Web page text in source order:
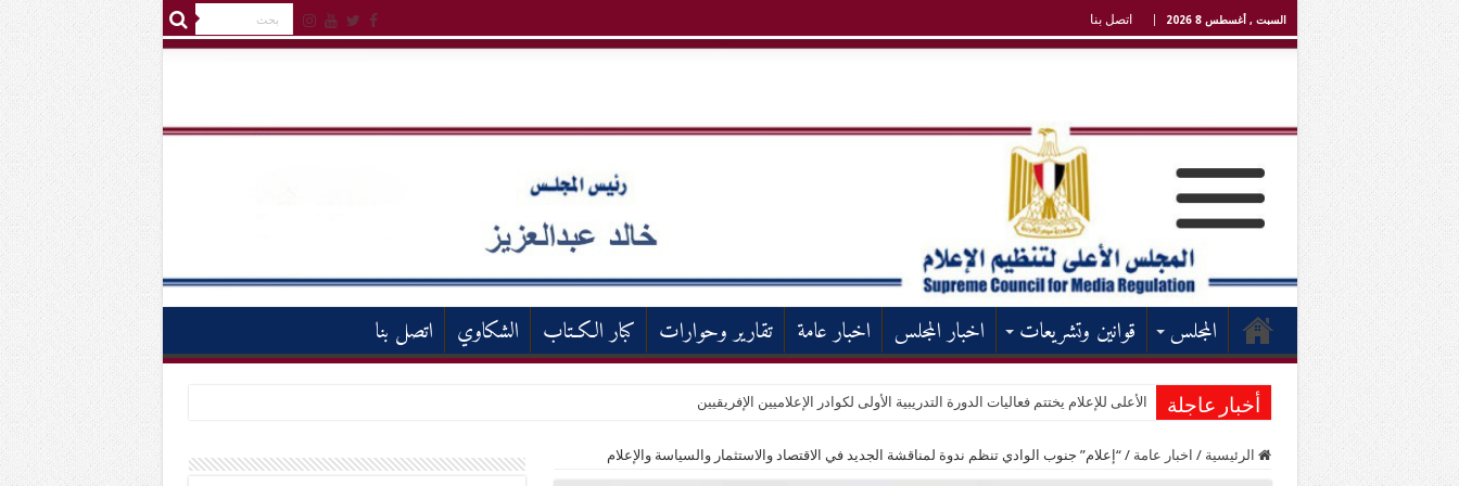
السبت , أغسطس 8 2026 اتصل بنا
المجلس قوانين وتشريعات اخبار المجلس اخبار عامة تقارير وحوارات كبار الكـتاب الشكاوي اتصل بنا
أخبار عاجلة الأعلى للإعلام يختتم فعاليات الدورة التدريبية الأولى لكوادر الإعلاميين الإفريقيين
الرئيسية / اخبار عامة / “إعلام” جنوب الوادي تنظم ندوة لمناقشة الجديد في الاقتصاد والاستثمار والسياسة والإعلام